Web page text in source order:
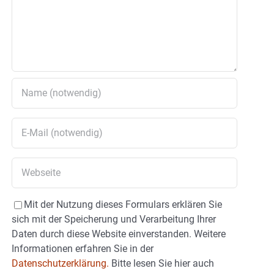
Mit der Nutzung dieses Formulars erklären Sie
sich mit der Speicherung und Verarbeitung Ihrer
Daten durch diese Website einverstanden. Weitere
Informationen erfahren Sie in der
Datenschutzerklärung. Bitte lesen Sie hier auch